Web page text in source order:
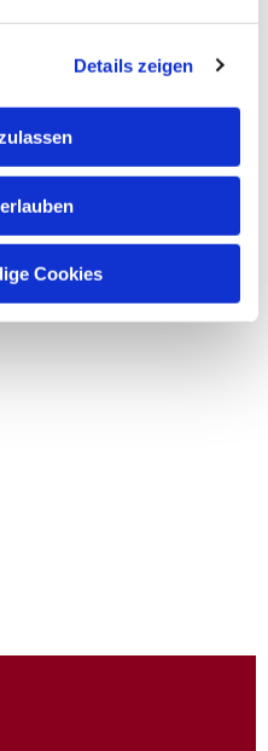
Details zeigen
Cookies